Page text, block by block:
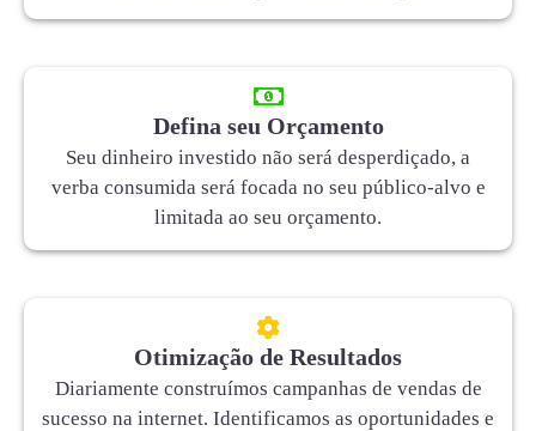
Defina seu Orçamento
Seu dinheiro investido não será desperdiçado, a
verba consumida será focada no seu público-alvo e
limitada ao seu orçamento.
Otimização de Resultados
Diariamente construímos campanhas de vendas de
sucesso na internet. Identificamos as oportunidades e